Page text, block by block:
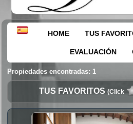
HOME TUS
EVALUACIÓN
Propiedades encontradas: 1
TUS FAVORITOS (Click